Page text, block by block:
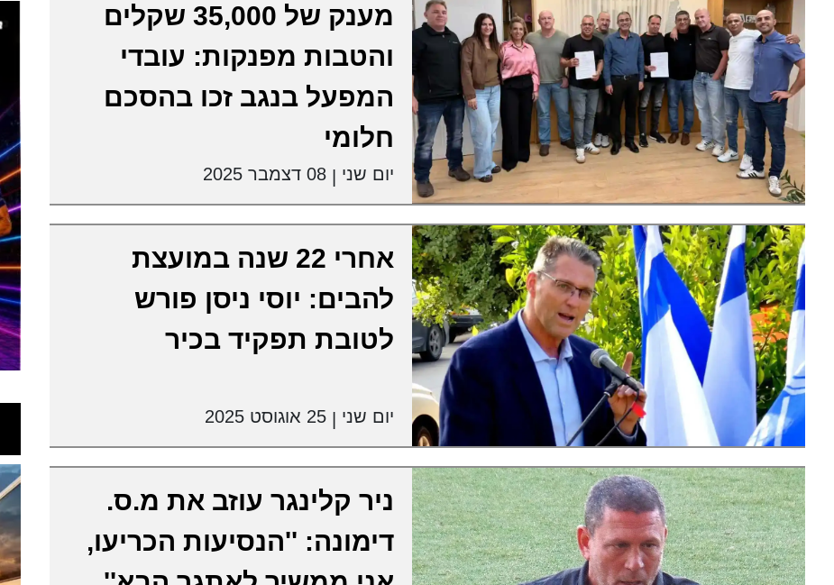
מענק של 35,000 שקלים
והטבות מפנקות: עובדי
המפעל בנגב זכו בהסכם
חלומי
יום שני 08 דצמבר 2025
אחרי 22 שנה במועצת
להבים: יוסי ניסן פורש
לטובת תפקיד בכיר
יום שני 25 אוגוסט 2025
ניר קלינגר עוזב את מ.ס.
דימונה: ''הנסיעות הכריעו,